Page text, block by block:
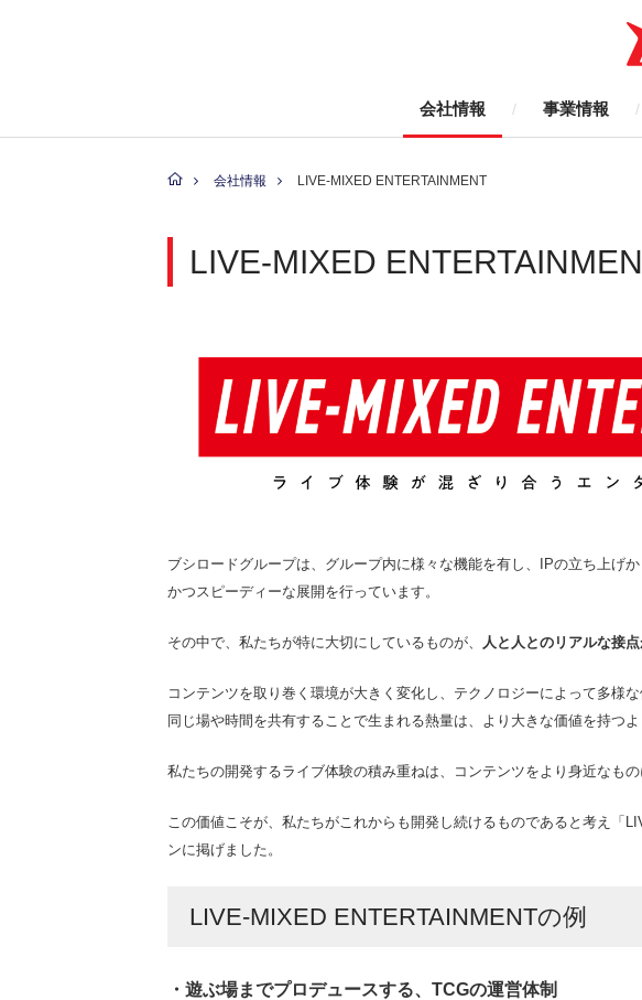
会社情報 事業情報
会社情報 LIVE-MIXED ENTERTAINMENT
LIVE-MIXED
ブシロードグループは、グループ内に様々な機能を有し、IPの立ち上げ
かつスピーディーな展開を行っています。
その中で、私たちが特に大切にしているものが、 人と人とのリアルな接
コンテンツを取り巻く環境が大きく変化し、テクノロジーによって多様
同じ場や時間を共有することで生まれる熱量は、 より大きな価値を持つ
私たちの開発するライブ体験の積み重ねは、コンテンツをより身近なも
この価値こそが、私たちがこれからも開発し続けるものであると考え「
ンに掲げました。
LIVE-MIXED ENTERTAINMENTの例
・遊ぶ場までプロデュースする、TCGの運営体制